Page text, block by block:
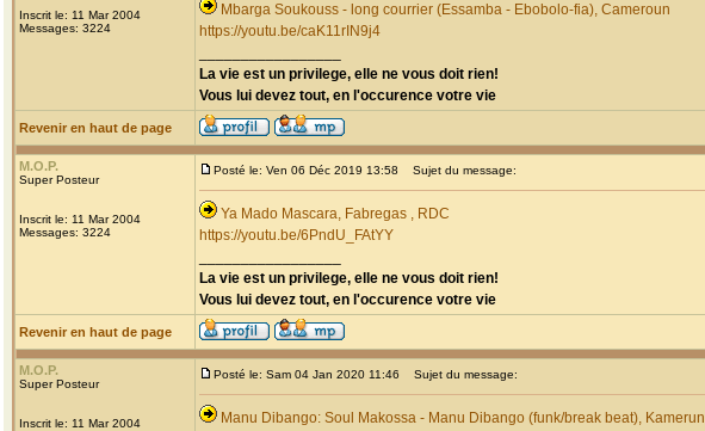
Inscrit le: 11 Mar 2004
Messages: 3224
Mbarga Soukouss - long courrier (Essamba - Ebobolo-fia), Cameroun
https://youtu.be/caK11rIN9j4
La vie est un privilege, elle ne vous doit rien!
Vous lui devez tout, en l'occurence votre vie
Revenir en haut de page
M.O.P.
Super Posteur
Inscrit le: 11 Mar 2004
Messages: 3224
Posté le: Ven 06 Déc 2019 13:58 Sujet du message:
Ya Mado Mascara, Fabregas , RDC
https://youtu.be/6PndU_FAtYY
La vie est un privilege, elle ne vous doit rien!
Vous lui devez tout, en l'occurence votre vie
Revenir en haut de page
M.O.P.
Super Posteur
Inscrit le: 11 Mar 2004
Posté le: Sam 04 Jan 2020 11:46 Sujet du message:
Manu Dibango: Soul Makossa - Manu Dibango (funk/break beat), Kamerun